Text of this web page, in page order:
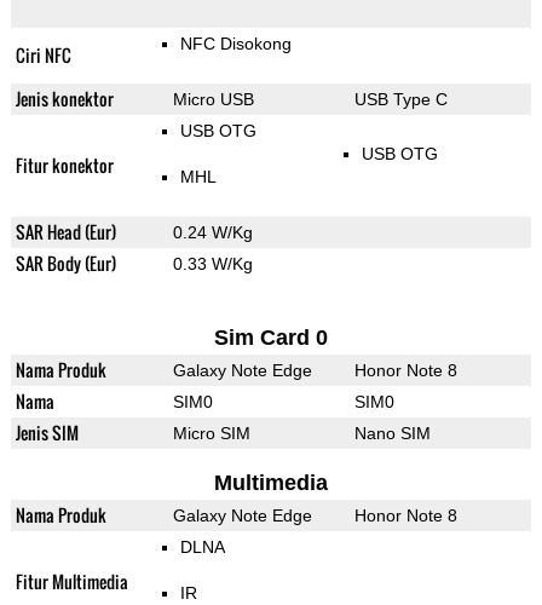
Ciri NFC NFC Disokong
Jenis konektor Micro USB USB Type C
Fitur konektor
USB OTG
MHL
USB OTG
SAR Head (Eur) 0.24 W/Kg
SAR Body (Eur) 0.33 W/Kg
Sim Card 0
Nama Produk Galaxy Note Edge Honor Note 8
Nama SIM0 SIM0
Jenis SIM Micro SIM Nano SIM
Multimedia
Nama Produk Galaxy Note Edge Honor Note 8
Fitur Multimedia
DLNA
IR